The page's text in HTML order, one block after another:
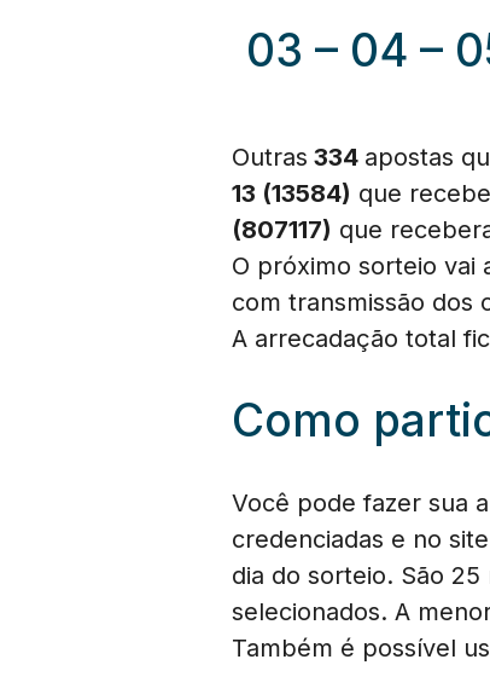
03 – 04 –
Outras 334 apostas
13 (13584) que
(807117) que
O próximo sorteio vai
com transmissão dos
A arrecadação total
Como
Você pode fazer sua
credenciadas e no
dia do sorteio. São
selecionados. A
Também é possível